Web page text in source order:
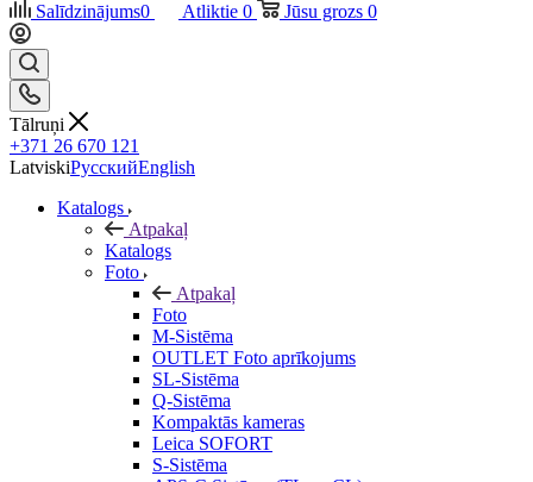
Salīdzinājums0 Atliktie 0 Jūsu grozs 0
Tālruņi
+371 26 670 121
LatviskiРусскийEnglish
Katalogs
Atpakaļ
Katalogs
Foto
Atpakaļ
Foto
M-Sistēma
OUTLET Foto aprīkojums
SL-Sistēma
Q-Sistēma
Kompaktās kameras
Leica SOFORT
S-Sistēma